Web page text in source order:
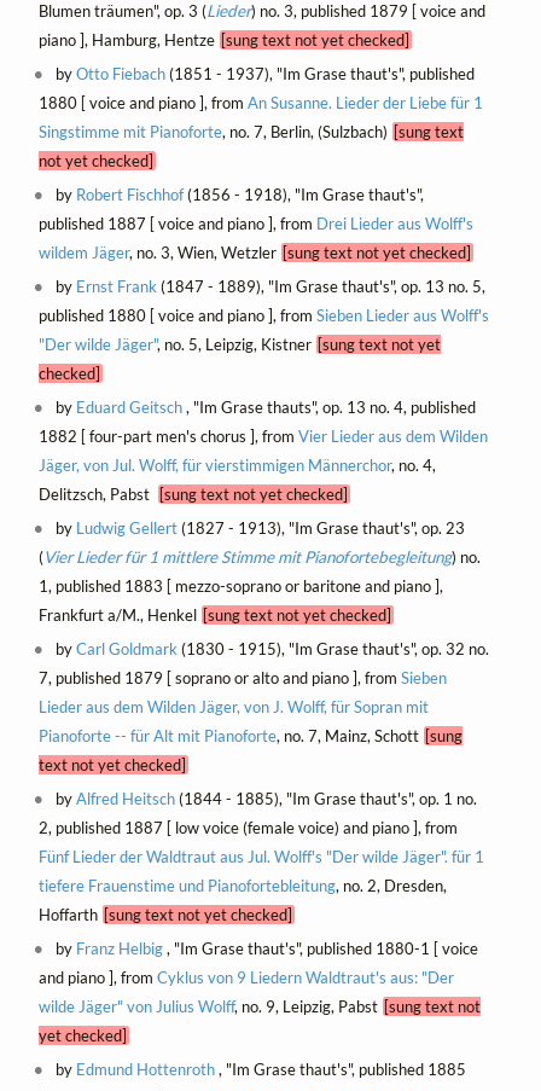
Blumen träumen", op. 3 (Lieder) no. 3, published 1879 [ voice and
piano ], Hamburg, Hentze [sung text not yet checked]
byOtto Fiebach(1851 - 1937), "Im Grase thaut's", published
1880 [ voice and piano ], from An Susanne. Lieder der Liebe für 1
Singstimme mit Pianoforte, no. 7, Berlin, (Sulzbach) [sung text
not yet checked]
by Robert Fischhof(1856 - 1918), "Im Grase thaut's",
published 1887 [ voice and piano ], from Drei Lieder aus Wolff's
wildem Jäger, no. 3, Wien, Wetzler [sung text not yet checked]
by Ernst Frank (1847 - 1889), "Im Grase thaut's", op. 13 no. 5,
published 1880 [ voice and piano ], from Sieben Lieder aus Wolff's
"Der wilde Jäger", no. 5, Leipzig, Kistner [sung text not yet
checked]
by Eduard Geitsch, "Im Grase thauts", op. 13 no. 4, published
1882 [ four-part men's chorus ], from Vier Lieder aus dem Wilden
Jäger, von Jul. Wolff, für vierstimmigen Männerchor, no. 4,
Delitzsch, Pabst
[sung text not yet checked]
by Ludwig Gellert(1827 - 1913), "Im Grase thaut's", op. 23
(Vier Lieder für 1 mittlere Stimme mit Pianofortebegleitung) no.
1, published 1883 [ mezzo-soprano or baritone and piano ],
Frankfurt a/M., Henkel [sung text not yet checked]
byCarl Goldmark(1830 - 1915), "Im Grase thaut's", op. 32 no.
7, published 1879 [ soprano or alto and piano ], from Sieben
Lieder aus dem Wilden Jäger, von J. Wolff, für Sopran mit
Pianoforte -- für Alt mit Pianoforte, no. 7, Mainz, Schott [sung
text not yet checked]
byAlfred Heitsch(1844 - 1885), "Im Grase thaut's", op. 1 no.
2, published 1887 [ low voice (female voice) and piano ], from
Fünf Lieder der Waldtraut aus Jul. Wolff's "Der wilde Jäger". für 1
tiefere Frauenstime und Pianofortebleitung, no. 2, Dresden,
Hoffarth [sung text not yet checked]
by Franz Helbig, "Im Grase thaut's", published 1880-1 [ voice
and piano ], from Cyklus von 9 Liedern Waldtraut's aus: "Der
wilde Jäger" von Julius Wolff, no. 9, Leipzig, Pabst [sung text not
yet checked]
by Edmund Hottenroth, "Im Grase thaut's", published 1885